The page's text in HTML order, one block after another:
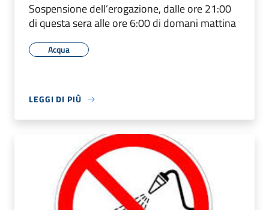
Sospensione dell’erogazione, dalle ore 21:00
di questa sera alle ore 6:00 di domani mattina
Acqua
LEGGI DI PIÙ